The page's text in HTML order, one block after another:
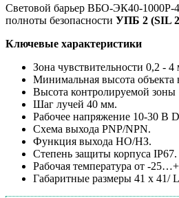
Световой барьер ВБО-ЭК40-1000Р-4
полноты безопасности УПБ 2 (SIL
Ключевые характеристики
Зона чувствительности 0,2 - 4
Минимальная высота объекта
Высота контролируемой зоны
Шаг лучей 40 мм.
Рабочее напряжение 10-30 В
Схема выхода PNP/NPN.
Функция выхода НО/НЗ.
Степень защиты корпуса IP67.
Рабочая температура от -
Габаритные размеры 41 x 41/